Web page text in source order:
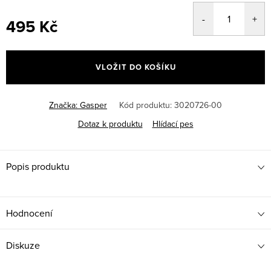
495 Kč
cena:
VLOŽIT DO KOŠÍKU
Značka: Gasper Kód produktu: 3020726-00
Dotaz k produktu
Hlídací pes
Popis produktu
Hodnocení
Diskuze